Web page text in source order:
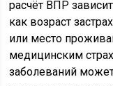
расчёт ВПР
как возраст
или место
медицинским
заболеваний